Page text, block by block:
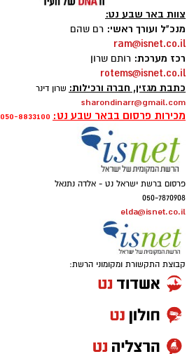
צוות באר שבע נט:
מנכ"ל ועורך ראשי: רם שהם
ram@isnet.co.il
רכז מערכת: רותם שרון
rotems@isnet.co.il
כתבת מגזין, חברה ורכילות: שרון דינר
sharondinarr@gmail.com
מכירות פרסום בבאר שבע נט: 050-8833100
פרסום ברשת ישראל נט - אלדה נתנאל
050-7870908
elda@isnet.co.il
קבוצת התקשורת ומקומוני הרשת: